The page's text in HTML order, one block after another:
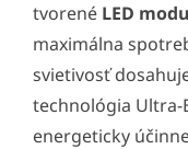
tvorené LED
maximálna
svietivosť
technológia Ultra-
energeticky